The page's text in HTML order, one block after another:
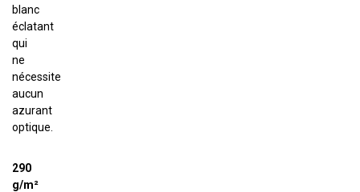
blanc
éclatant
qui
ne
nécessite
aucun
azurant
optique.
290
g/m²